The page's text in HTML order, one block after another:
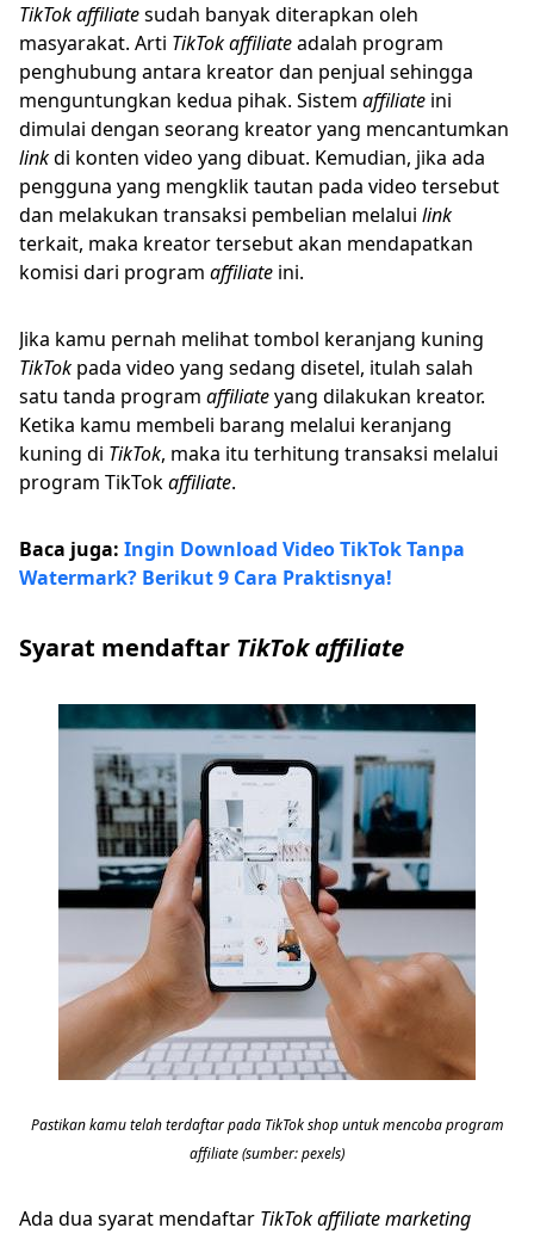
TikTok affiliatesudah banyak diterapkan oleh
masyarakat. Arti TikTok affiliateadalah program
penghubung antara kreator dan penjual sehingga
menguntungkan kedua pihak. Sistem affiliate ini
dimulai dengan seorang kreator yang mencantumkan
linkdi konten video yang dibuat. Kemudian, jika ada
pengguna yang mengklik tautan pada video tersebut
dan melakukan transaksi pembelian melalui link
terkait, maka kreator tersebut akan mendapatkan
komisi dari program affiliate ini.
Jika kamu pernah melihat tombol keranjang kuning
TikTok pada video yang sedang disetel, itulah salah
satu tanda program affiliateyang dilakukan kreator.
Ketika kamu membeli barang melalui keranjang
kuning di TikTok, maka itu terhitung transaksi melalui
program TikTokaffiliate.
Baca juga: Ingin Download Video TikTok Tanpa
Watermark? Berikut 9 Cara Praktisnya!
Syarat mendaftar TikTok affiliate
Pastikan kamu telah terdaftar pada TikTok shop untuk mencoba program
affiliate (sumber: pexels)
Ada dua syarat mendaftar TikTok affiliate marketing